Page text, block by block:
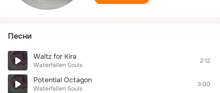
Песни
Waltz for Kira
Waterfallen Souls
2:12
Potential Octagon
Waterfallen Souls
3:00